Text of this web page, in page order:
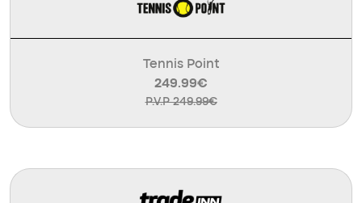
Tennis Point
249.99€
P.V.P 249.99€